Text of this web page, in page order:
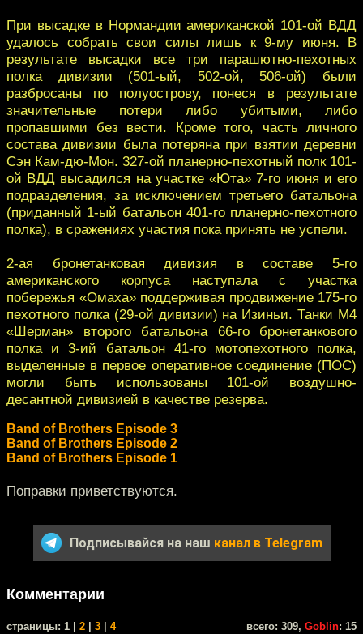
При высадке в Нормандии американской 101-ой ВДД
удалось собрать свои силы лишь к 9-му июня. В
результате высадки все три парашютно-пехотных
полка дивизии (501-ый, 502-ой, 506-ой) были
разбросаны по полуострову, понеся в результате
значительные потери либо убитыми, либо
пропавшими без вести. Кроме того, часть личного
состава дивизии была потеряна при взятии деревни
Сэн Кам-дю-Мон. 327-ой планерно-пехотный полк 101-
ой ВДД высадился на участке «Юта» 7-го июня и его
подразделения, за исключением третьего батальона
(приданный 1-ый батальон 401-го планерно-пехотного
полка), в сражениях участия пока принять не успели.
2-ая бронетанковая дивизия в составе 5-го
американского корпуса наступала с участка
побережья «Омаха» поддерживая продвижение 175-го
пехотного полка (29-ой дивизии) на Изиньи. Танки М4
«Шерман» второго батальона 66-го бронетанкового
полка и 3-ий батальон 41-го мотопехотного полка,
выделенные в первое оперативное соединение (ПОС)
могли быть использованы 101-ой воздушно-
десантной дивизией в качестве резерва.
Band of Brothers Episode 3
Band of Brothers Episode 2
Band of Brothers Episode 1
Поправки приветствуются.
Подписывайся на наш канал в Telegram
Комментарии
cтраницы: 1 | 2 3 4 всего: 309, Goblin: 15